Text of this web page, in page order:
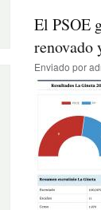
El PSOE
renovado
Enviado por